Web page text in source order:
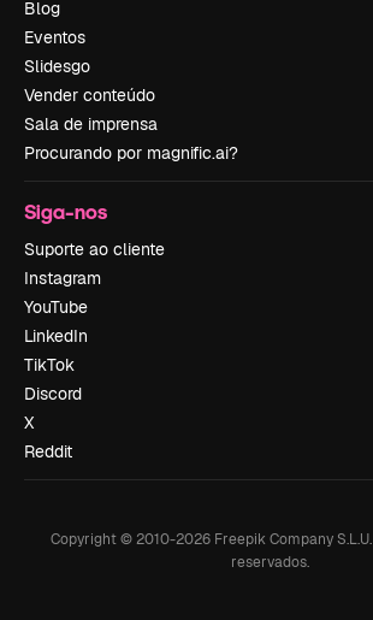
Blog
Eventos
Slidesgo
Vender conteúdo
Sala de imprensa
Procurando por magnific.ai?
Siga-nos
Suporte ao cliente
Instagram
YouTube
LinkedIn
TikTok
Discord
X
Reddit
Copyright © 2010-2026Freepik Company S.L.U.
reservados.